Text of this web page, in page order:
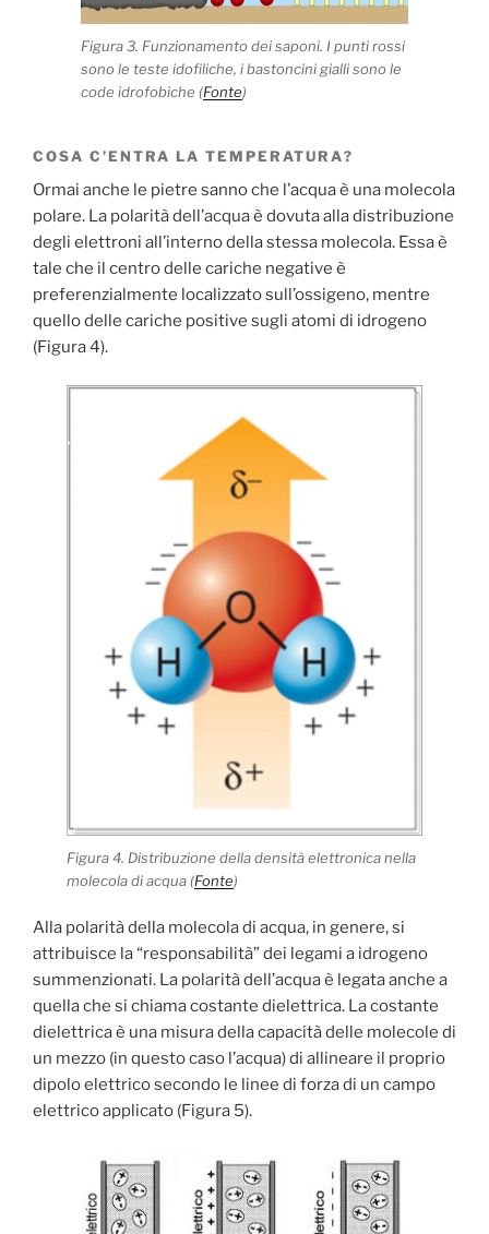
Figura 3. Funzionamento dei saponi. I punti rossi
sono le teste idofiliche, i bastoncini gialli sono le
code idrofobiche (Fonte)
COSA C’ENTRA LA TEMPERATURA?
Ormai anche le pietre sanno che l’acqua è una molecola
polare. La polarità dell’acqua è dovuta alla distribuzione
degli elettroni all’interno della stessa molecola. Essa è
tale che il centro delle cariche negative è
preferenzialmente localizzato sull’ossigeno, mentre
quello delle cariche positive sugli atomi di idrogeno
(Figura 4).
Figura 4. Distribuzione della densità elettronica nella
molecola di acqua (Fonte)
Alla polarità della molecola di acqua, in genere, si
attribuisce la “responsabilità” dei legami a idrogeno
summenzionati. La polarità dell’acqua è legata anche a
quella che si chiama costante dielettrica. La costante
dielettrica è una misura della capacità delle molecole di
un mezzo (in questo caso l’acqua) di allineare il proprio
dipolo elettrico secondo le linee di forza di un campo
elettrico applicato (Figura 5).